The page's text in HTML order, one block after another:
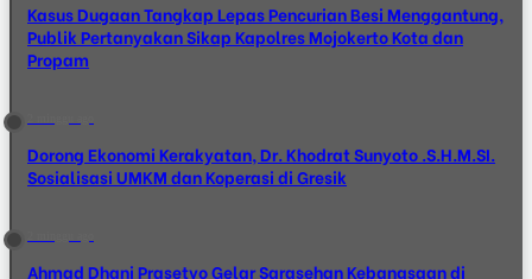
Kasus Dugaan Tangkap Lepas Pencurian Besi Menggantung,
Publik Pertanyakan Sikap Kapolres Mojokerto Kota dan
Propam
Dorong Ekonomi Kerakyatan, Dr. Khodrat Sunyoto .S.H.M.SI.
Sosialisasi UMKM dan Koperasi di Gresik
Ahmad Dhani Prasetyo Gelar Sarasehan Kebangsaan di